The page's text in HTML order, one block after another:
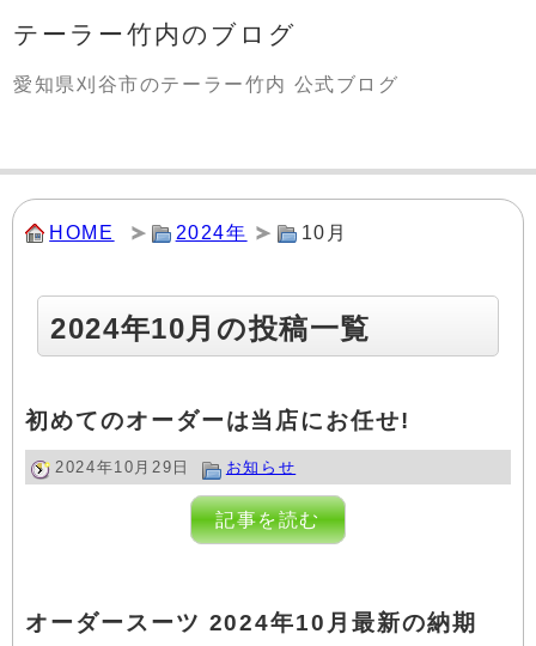
テーラー竹内のブログ
愛知県刈谷市のテーラー竹内 公式ブログ
HOME 2024年 10月
2024年10月の投稿一覧
初めてのオーダーは当店にお任せ!
2024年10月29日 お知らせ
記事を読む
オーダースーツ 2024年10月最新の納期